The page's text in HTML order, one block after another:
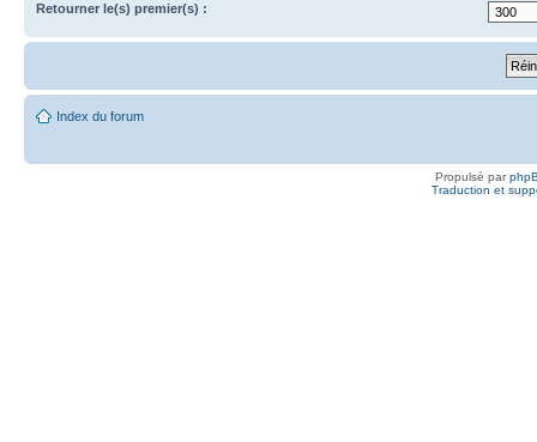
Retourner le(s) premier(s) :
Index du forum
Propulsé par
Traduction et